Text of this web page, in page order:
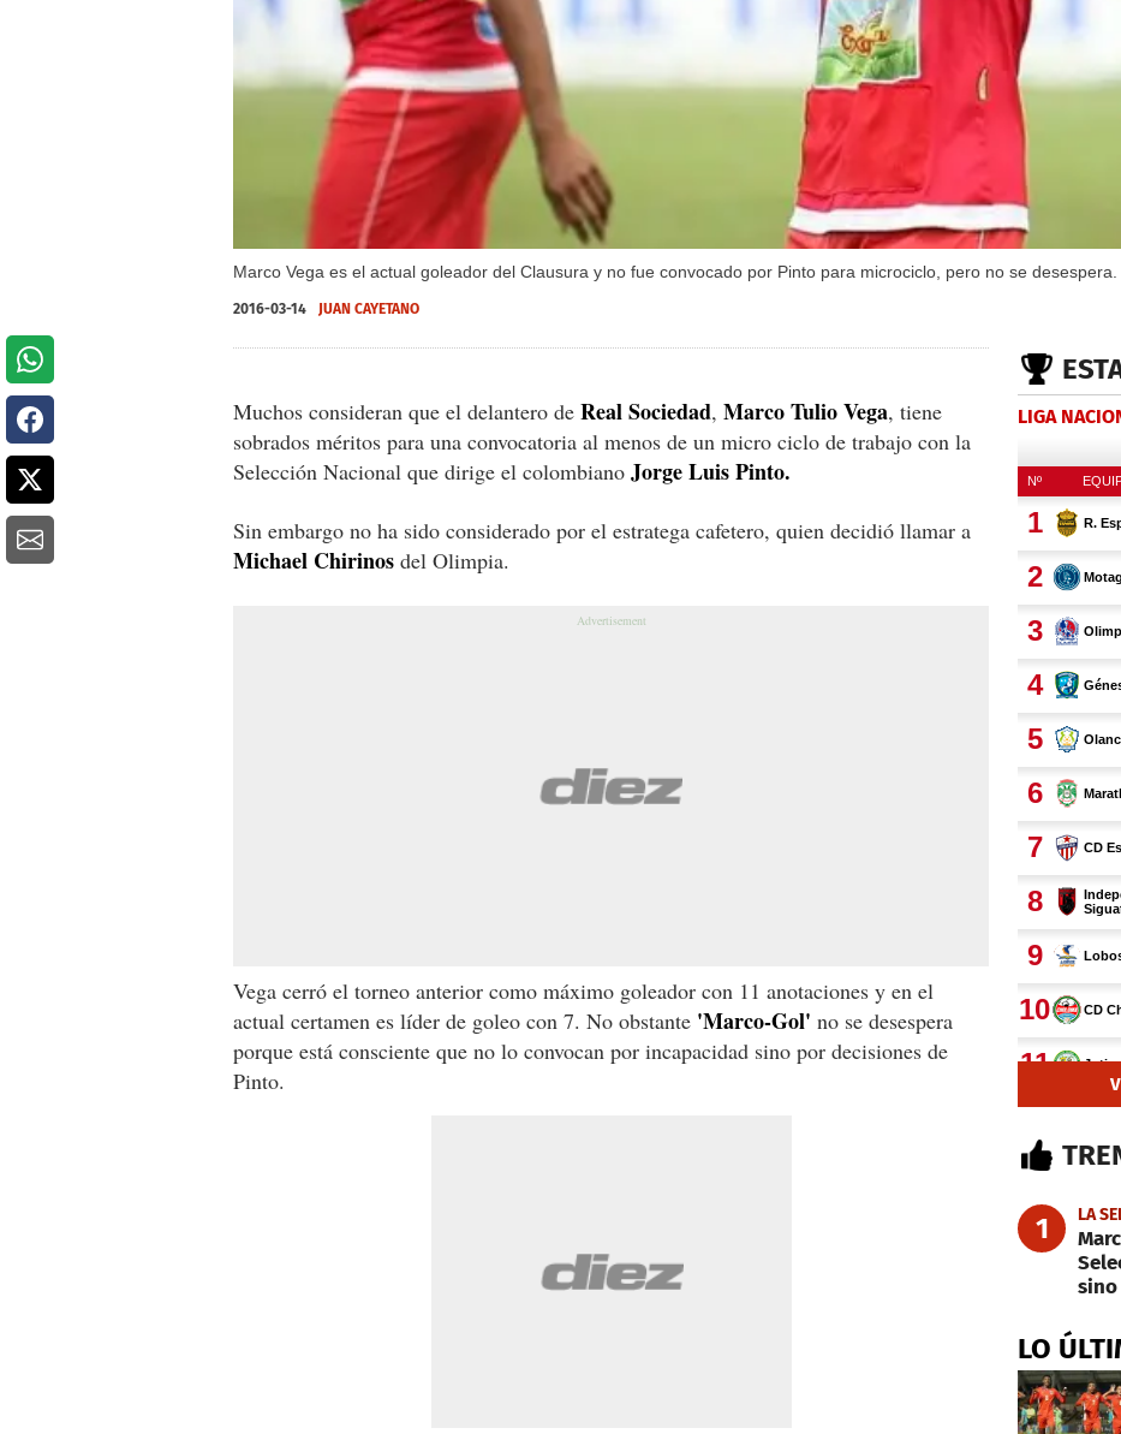
Marco Vega es el actual goleador del Clausura y no fue convocado por Pinto para microciclo, pero no se
2016-03-14 JUAN CAYETANO
Muchos consideran que el delantero de Real Sociedad, Marco Tulio Vega, tiene
sobrados méritos para una convocatoria al menos de un micro ciclo de trabajo con la
Selección Nacional que dirige el colombiano Jorge Luis Pinto.
Sin embargo no ha sido considerado por el estratega cafetero, quien decidió llamar a
Michael Chirinos del Olimpia.
Vega cerró el torneo anterior como máximo goleador con 11 anotaciones y en el
actual certamen es líder de goleo con 7. No obstante 'Marco-Gol' no se desespera
porque está consciente que no lo convocan por incapacidad sino por decisiones de
Pinto.
LIGA
1 LA
sino
LO